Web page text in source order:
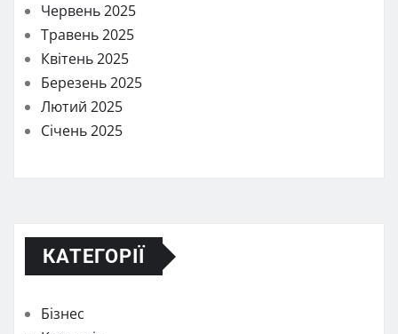
Червень 2025
Травень 2025
Квітень 2025
Березень 2025
Лютий 2025
Січень 2025
КАТЕГОРІЇ
Бізнес